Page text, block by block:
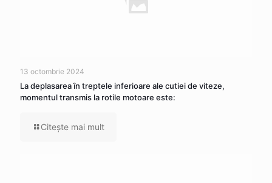
13 octombrie 2024
La deplasarea în treptele inferioare ale cutiei de viteze,
momentul transmis la rotile motoare este:
Citeşte mai mult